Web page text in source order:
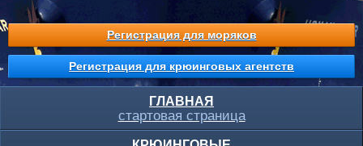
Регистрация для моряков
Регистрация для крюинговых агентств
ГЛАВНАЯ
стартовая страница